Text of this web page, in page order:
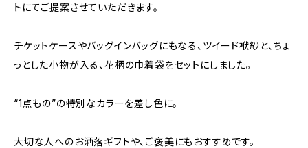
トにてご提案させていただきます。
チケットケースやバッグインバッグにもなる、ツイード袱紗と、ちょ
っとした小物が入る、花柄の巾着袋をセットにしました。
“1点もの”の特別なカラーを差し色に。
大切な人へのお洒落ギフトや、ご褒美にもおすすめです。